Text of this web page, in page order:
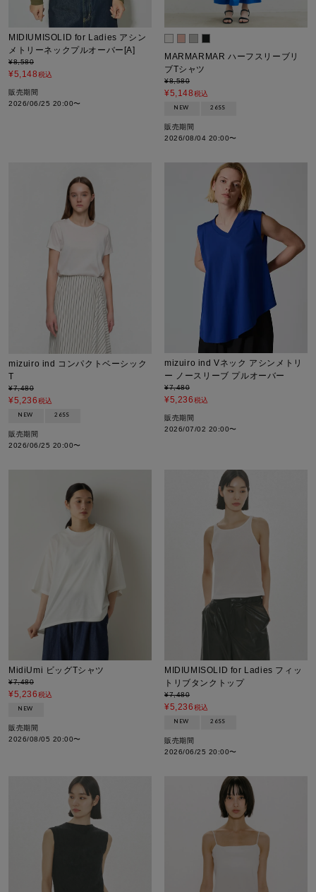
MIDIUMISOLID for Ladies アシン
メトリーネックプルオーバー[A]
¥8,580
¥5,148税込
販売期間
2026/06/25 20:00〜
MARMARMAR ハーフスリーブリ
ブTシャツ
¥8,580
¥5,148税込
NEW 26SS
販売期間
2026/08/04 20:00〜
mizuiro ind コンパクトベーシック
T
¥7,480
¥5,236税込
NEW 26SS
販売期間
2026/06/25 20:00〜
mizuiro ind Vネック アシンメトリ
ー ノースリーブ プルオーバー
¥7,480
¥5,236税込
販売期間
2026/07/02 20:00〜
MidiUmi ビッグTシャツ
¥7,480
¥5,236税込
NEW
販売期間
2026/08/05 20:00〜
MIDIUMISOLID for Ladies フィッ
トリブタンクトップ
¥7,480
¥5,236税込
NEW 26SS
販売期間
2026/06/25 20:00〜